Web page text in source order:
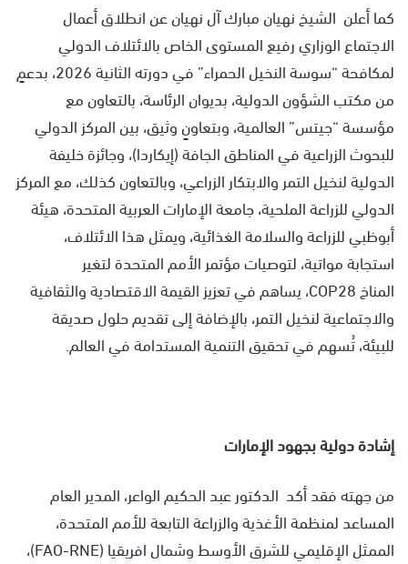
كما أعلن الشيخ نهيان مبارك آل نهيان عن انطلاق أعمال
الاجتماع الوزاري رفيع المستوى الخاص بالائتلاف الدولي
لمكافحة “سوسة النخيل الحمراء” في دورته الثانية 2026، بدعمٍ
من مكتب الشؤون الدولية، بديوان الرئاسة، بالتعاون مع
مؤسسة “جيتس” العالمية، وبتعاونٍ وثيق، بين المركز الدولي
للبحوث الزراعية في المناطق الجافة (إيكاردا)، وجائزة خليفة
الدولية لنخيل التمر والابتكار الزراعي، وبالتعاون كذلك، مع المركز
الدولي للزراعة الملحية، جامعة الإمارات العربية المتحدة، هيئة
أبوظبي للزراعة والسلامة الغذائية، ويمثل هذا الائتلاف،
استجابة مواتية، لتوصيات مؤتمر الأمم المتحدة لتغير
المناخ COP28، يساهم في تعزيز القيمة الاقتصادية والثقافية
والاجتماعية لنخيل التمر، بالإضافة إلى تقديم حلول صديقة
للبيئة، تُسهم في تحقيق التنمية المستدامة في العالم.
إشادة دولية بجهود الإمارات
من جهته فقد أكد الدكتور عبد الحكيم الواعر، المدير العام
المساعد لمنظمة الأغذية والزراعة التابعة للأمم المتحدة،
الممثل الإقليمي للشرق الأوسط وشمال افريقيا (FAO-RNE)،